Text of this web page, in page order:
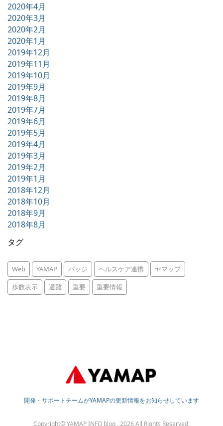
2020年4月
2020年3月
2020年2月
2020年1月
2019年12月
2019年11月
2019年10月
2019年9月
2019年8月
2019年7月
2019年6月
2019年5月
2019年4月
2019年3月
2019年2月
2019年1月
2018年12月
2018年10月
2018年9月
2018年8月
タグ
Web YAMAP バッジ ヘルスケア連携
ヤマップ
歩数表示
遭難 重要 重要情報
開発・サポートチームがYAMAPの更新情報をお知らせしています
Copyright© YAMAP INFO blog , 2026 All Rights Reserved.